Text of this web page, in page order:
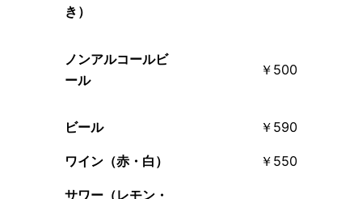
き）
ノンアルコールビ
ール
￥500
ビール ￥590
ワイン（赤・白） ￥550
サワー（レモン・